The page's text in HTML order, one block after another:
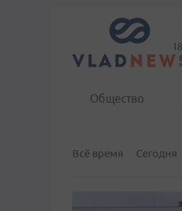
Общество
Всё время Сегодня